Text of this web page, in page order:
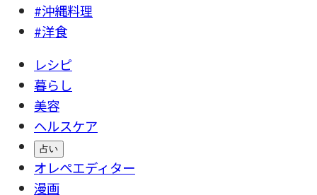
#沖縄料理
#洋食
レシピ
暮らし
美容
ヘルスケア
占い
オレペエディター
漫画